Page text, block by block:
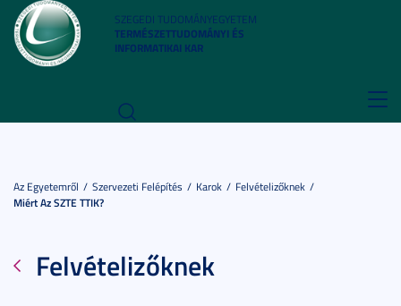
SZEGEDI TUDOMÁNYEGYETEM
TERMÉSZETTUDOMÁNYI ÉS
INFORMATIKAI KAR
Az Egyetemről Szervezeti Felépítés Karok
Felvételizőknek
Miért Az SZTE TTIK?
Felvételizőknek